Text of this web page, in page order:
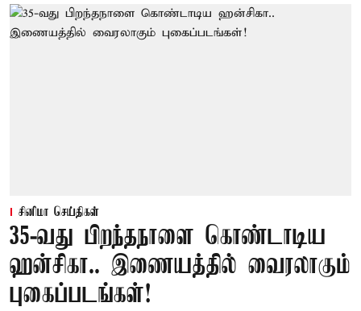
சினிமா செய்திகள்
35-வது பிறந்தநாளை கொண்டாடிய
ஹன்சிகா.. இணையத்தில் வைரலாகும்
புகைப்படங்கள்!